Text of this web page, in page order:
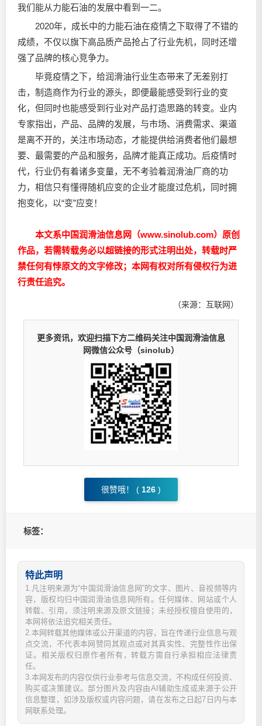
我们能从力能石油的发展中看到一二。
2020年，成长中的力能石油在疫情之下取得了不错的
成绩，不仅以旗下高品质产品抢占了行业先机，同时还增
强了品牌的核心竞争力。
毕竟疫情之下，给润滑油行业生态带来了无差别打
击，制造商作为行业的源头，即便最能感受到行业的变
化，但同时也能感受到行业对产品打造思路的转变。业内
专家指出，产品、品牌的发展，与市场、消费需求、渠道
是离不开的，关注市场动态，才能提供给消费者他们最想
要、最需要的产品和服务，品牌才能真正成功。后疫情时
代，行业仍有着诸多变量，无不考验着润滑油厂商的功
力，相信只有懂得随机应变的企业才能度过危机，同时拥
抱变化，以“变”应变！
本文系中国润滑油信息网（www.sinolub.com）原创
作品，若需转载务必以超链接的形式注明出处，转载时严
禁任何有悖原文的文字修改；本网有权对所有侵权行为进
行责任追究。
（来源：互联网）
更多资讯，欢迎扫描下方二维码关注中国润滑油信息
网微信公众号（sinolub）
很赞哦！ ( 126 )
标签：
特此声明
1.凡注明来源为“中国润滑油信息网”的文字、图片、音视频等内
容，版权均归中国润滑油信息网所有。任何媒体、网站或个人
转载、引用，须注明来源及原文链接；未经授权擅自使用的，
本网将依法追究相关责任。
2.本网转载其他媒体或公开渠道的内容，旨在传递行业信息与观
点交流，不代表本网赞同其观点或对其真实性、完整性作出保
证。相关版权归原作者所有，转载方需自行承担相应法律责
任。
3.本网发布的内容仅供行业参考与信息交流，不构成任何投资、
购买或决策建议。部分图片及内容由AI辅助生成或来源于公开
信息整理，如涉及版权或内容问题，请在发布之日起7日内与本
网联系处理。